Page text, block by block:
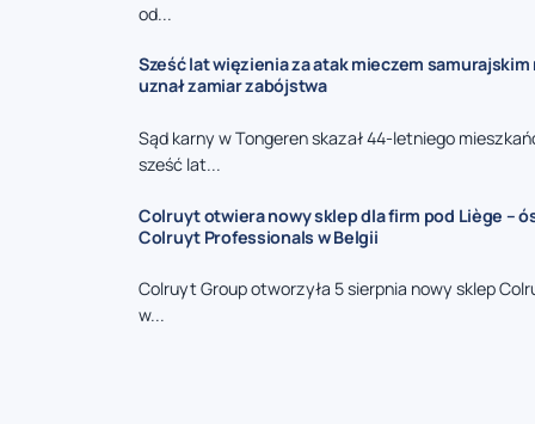
od...
Sześć lat więzienia za atak mieczem samurajskim
uznał zamiar zabójstwa
Sąd karny w Tongeren skazał 44-letniego
sześć lat...
Colruyt otwiera nowy sklep dla firm pod Liège –
Colruyt Professionals w Belgii
Colruyt Group otworzyła 5 sierpnia nowy sklep
w...